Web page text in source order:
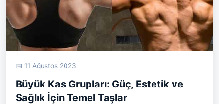
📅 11 Ağustos 2023
Büyük Kas Grupları: Güç, Estetik ve
Sağlık İçin Temel Taşlar